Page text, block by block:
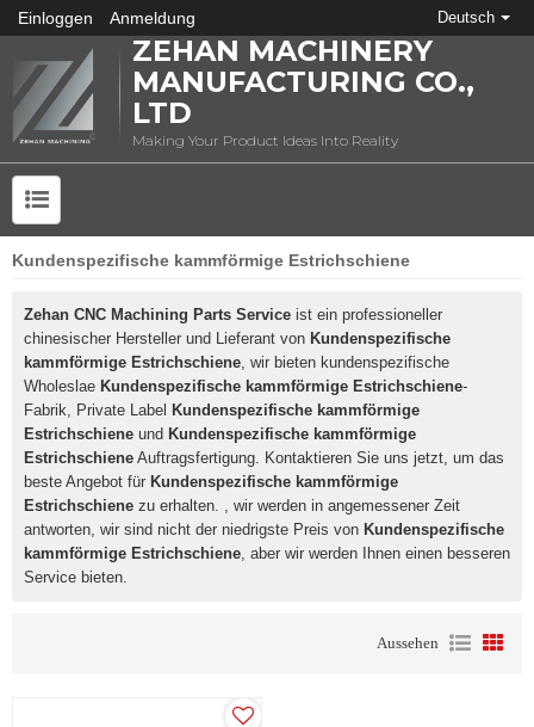
Einloggen Anmeldung Deutsch
ZEHAN MACHINERY
MANUFACTURING CO.,
LTD
Making Your Product Ideas Into Reality
Kundenspezifische kammförmige Estrichschiene
Zehan CNC Machining Parts Service ist ein professioneller
chinesischer Hersteller und Lieferant von Kundenspezifische
kammförmige Estrichschiene, wir bieten kundenspezifische
Wholeslae Kundenspezifische kammförmige Estrichschiene-
Fabrik, Private Label Kundenspezifische kammförmige
Estrichschiene und Kundenspezifische kammförmige
Estrichschiene Auftragsfertigung. Kontaktieren Sie uns jetzt, um das
beste Angebot für Kundenspezifische kammförmige
Estrichschiene zu erhalten. , wir werden in angemessener Zeit
antworten, wir sind nicht der niedrigste Preis von Kundenspezifische
kammförmige Estrichschiene, aber wir werden Ihnen einen besseren
Service bieten.
Aussehen